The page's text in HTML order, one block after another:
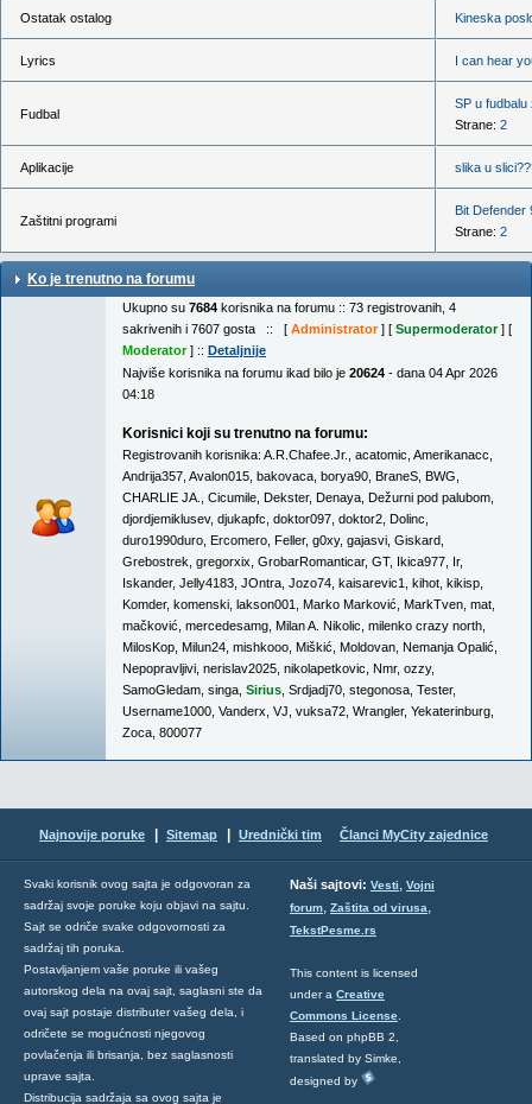
Ostatak ostalog Kineska
Lyrics I can hear
Fudbal
SP u fudbalu
Strane: 2
Aplikacije slika u
Zaštitni programi
Bit Defender
Strane: 2
Ko je trenutno na forumu
Ukupno su 7684 korisnika na forumu :: 73 registrovanih, 4
sakrivenih i 7607 gosta :: [ Administrator] [ Supermoderator] [
Moderator] :: Detaljnije
Najviše korisnika na forumu ikad bilo je 20624 - dana 04 Apr 2026
04:18
Korisnici koji su trenutno na forumu:
Registrovanih korisnika: A.R.Chafee.Jr. acatomic Amerikanacc
Andrija357 Avalon015 bakovaca borya90 BraneS BWG
CHARLIE JA.
Cicumile Dekster, Denaya Dežurni pod palubom
djordjemiklusev, djukapfc doktor097 doktor2 Dolinc
duro1990duro Ercomero Feller, g0xy, gajasvi Giskard
Grebostrek gregorxix GrobarRomanticar, GT, Ikica977 Ir,
Iskander, Jelly4183 JOntra Jozo74 kaisarevic1 kihot kikisp
Komder, komenski lakson001 Marko Marković MarkTven mat
mačković mercedesamg Milan A. Nikolic milenko crazy north
MilosKop Milun24 mishkooo Miškić Moldovan Nemanja Opalić
Nepopravljivi nerislav2025 nikolapetkovic Nmr, ozzy,
SamoGledam singa Sirius Srdjadj70 stegonosa Tester,
Username1000 Vanderx VJ vuksa72 Wrangler, Yekaterinburg
Zoca 800077
Najnovije poruke Sitemap Urednički tim Članci MyCity zajednice
Svaki korisnik ovog sajta je odgovoran za
sadržaj svoje poruke koju objavi na sajtu.
Sajt se odriče svake odgovornosti za
sadržaj tih poruka.
Postavljanjem vaše poruke ili vašeg
autorskog dela na ovaj sajt, saglasni ste da
ovaj sajt postaje distributer vašeg dela, i
odričete se mogućnosti njegovog
povlačenja ili brisanja, bez saglasnosti
uprave sajta.
Distribucija sadržaja sa ovog sajta je
Naši sajtovi: Vesti, Vojni
forum, Zaštita od virusa,
TekstPesme.rs
This content is licensed
under a Creative
Commons License
Based on phpBB 2,
translated by Simke,
designed by